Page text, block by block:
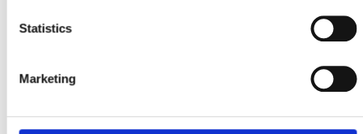
Statistics
Marketing
Customer Insights